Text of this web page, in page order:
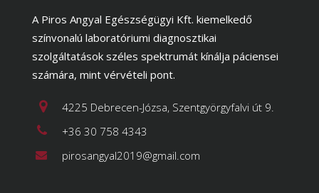
A Piros Angyal Egészségügyi Kft. kiemelkedő
színvonalú laboratóriumi diagnosztikai
szolgáltatások széles spektrumát kínálja páciensei
számára, mint vérvételi pont.
4225 Debrecen-Józsa, Szentgyörgyfalvi út 9.
+36 30 758 4343
pirosangyal2019@gmail.com